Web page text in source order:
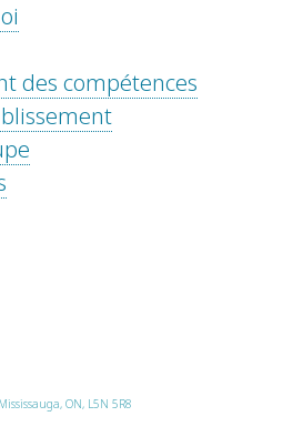
des compétences
ON, L5N 5R8